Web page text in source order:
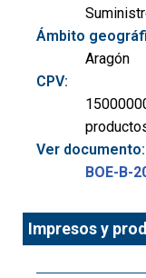
Ámbito
Aragón
CPV:
Ver documento:
BOE-B-
Impresos y